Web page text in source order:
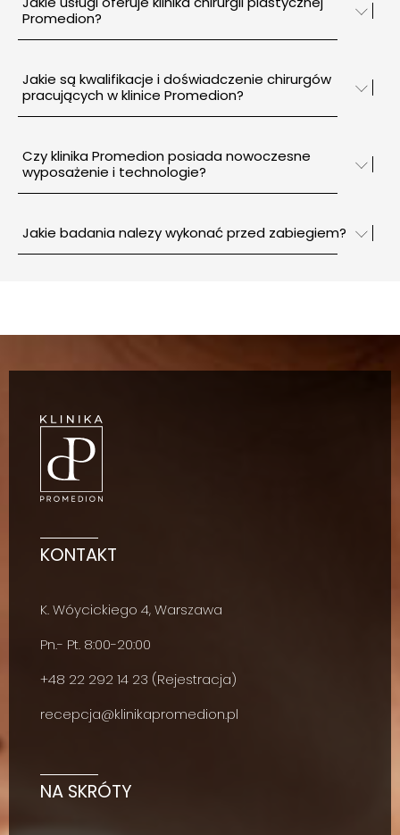
Promedion?
Jakie są kwalifikacje i doświadczenie chirurgów
pracujących w klinice Promedion?
Czy klinika Promedion posiada nowoczesne
wyposażenie i technologie?
Jakie badania nalezy wykonać przed zabiegiem?
KONTAKT
K. Wóycickiego 4, Warszawa
Pn.- Pt. 8:00-20:00
+48 22 292 14 23 (Rejestracja)
recepcja@klinikapromedion.pl
NA SKRÓTY